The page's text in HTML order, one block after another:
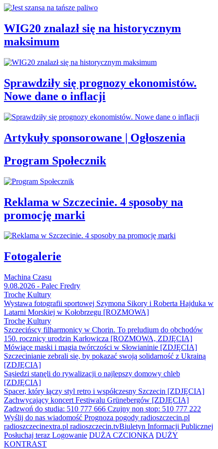
WIG20 znalazł się na historycznym
maksimum
Sprawdziły się prognozy ekonomistów.
Nowe dane o inflacji
Artykuły sponsorowane | Ogłoszenia
Program Społecznik
Reklama w Szczecinie. 4 sposoby na
promocję marki
Fotogalerie
Machina Czasu
9.08.2026 - Palec Fredry
Trochę Kultury
Wystawa fotografii sportowej Szymona Sikory i Roberta Hajduka w
Latarni Morskiej w Kołobrzegu [ROZMOWA]
Trochę Kultury
Szczecińscy filharmonicy w Chorin. To preludium do obchodów
150. rocznicy urodzin Karłowicza [ROZMOWA, ZDJĘCIA]
Mówiące maski i magia twórczości w Słowianinie [ZDJĘCIA]
Szczecinianie zebrali się, by pokazać swoją solidarność z Ukrainą
[ZDJĘCIA]
Sąsiedzi stanęli do rywalizacji o najlepszy domowy chleb
[ZDJĘCIA]
Spacer, który łączy styl retro i współczesny Szczecin [ZDJĘCIA]
Zachwycający koncert Festiwalu Grünebergów [ZDJĘCIA]
Zadzwoń do studia: 510 777 666 Czujny non stop: 510 777 222
Wyślij do nas wiadomość Prognoza pogody radioszczecin.pl
radioszczecinextra.pl radioszczecin.tvBiuletyn Informacji Publicznej
Posłuchaj teraz Logowanie DUŻA CZCIONKA DUŻY
KONTRAST